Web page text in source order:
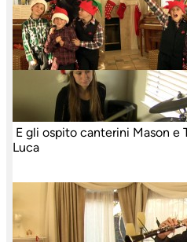
E gli ospito canterini Mason e
Luca